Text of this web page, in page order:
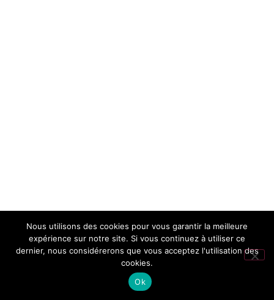
Nous utilisons des cookies pour vous garantir la meilleure
expérience sur notre site. Si vous continuez à utiliser ce
dernier, nous considérerons que vous acceptez l'utilisation des
cookies.
Ok